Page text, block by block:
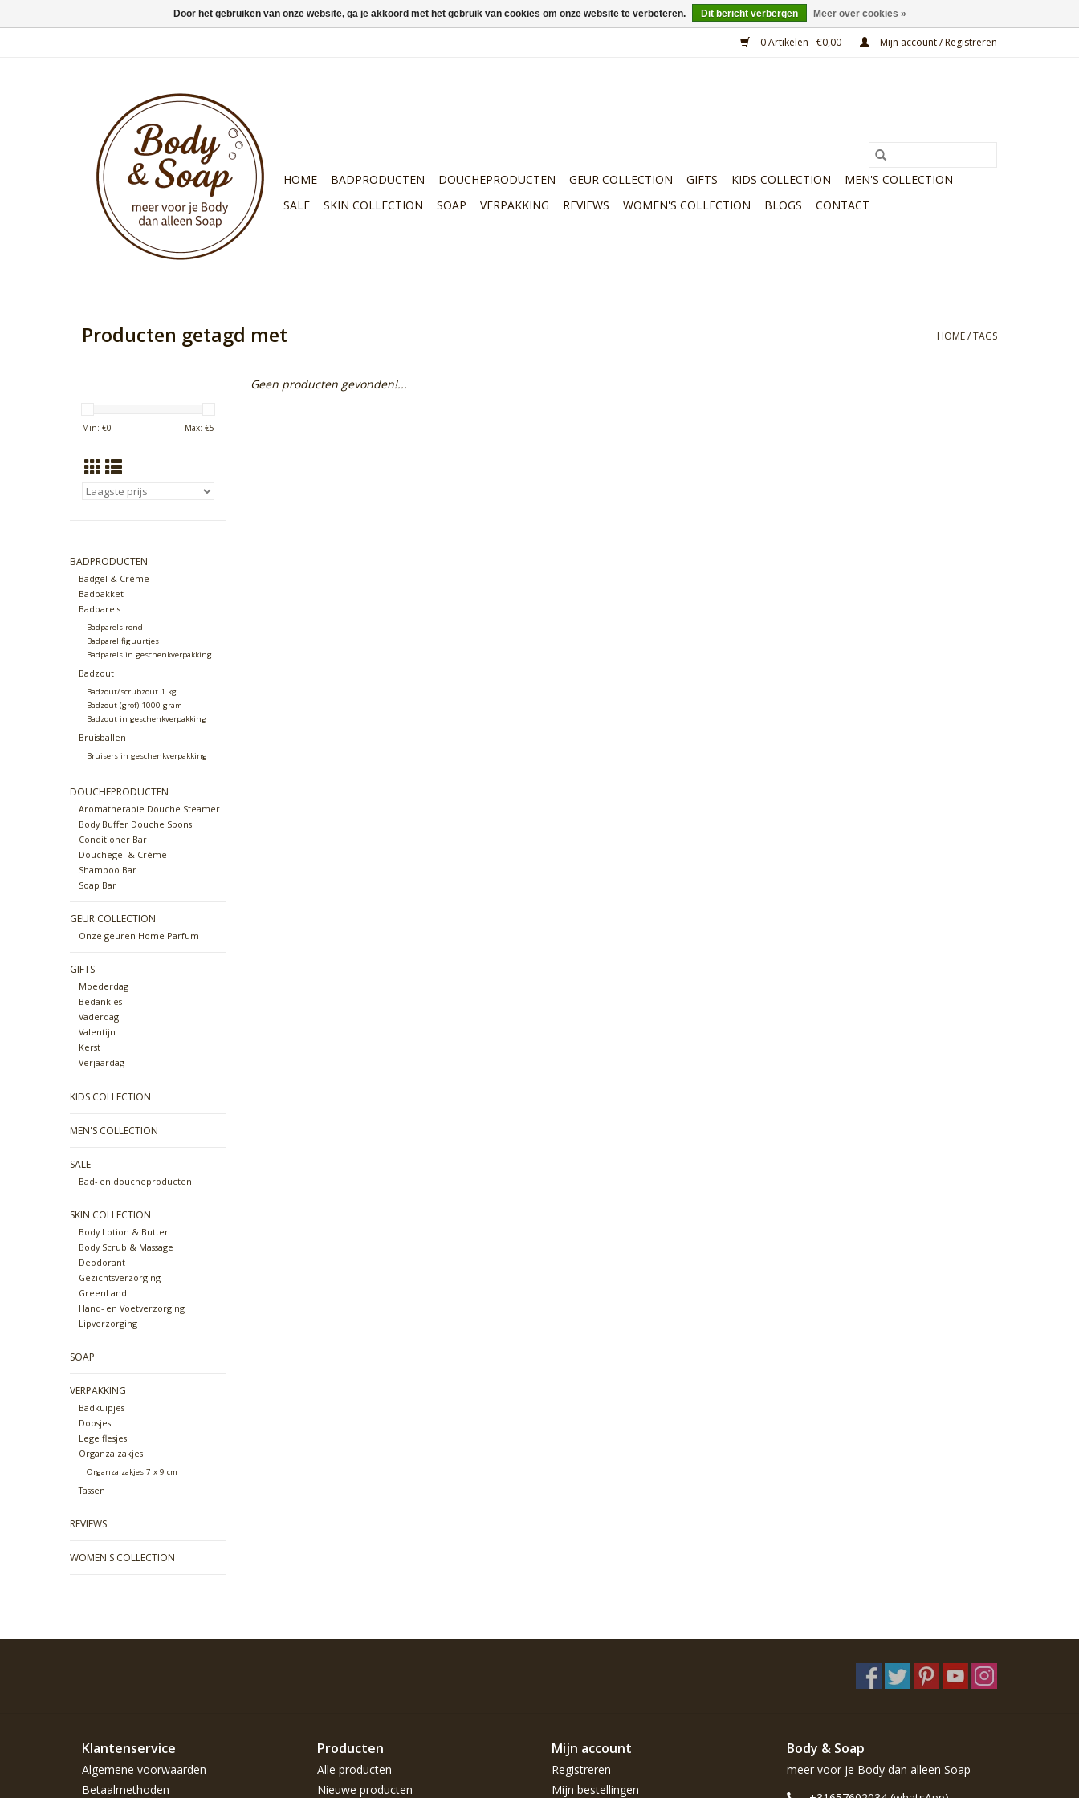
0 Artikelen - €0,00 Mijn account / Registreren
HOME BADPRODUCTEN DOUCHEPRODUCTEN GEUR COLLECTION GIFTS KIDS COLLECTION
MEN'S COLLECTION
SALE
SKIN COLLECTION SOAP VERPAKKING REVIEWS WOMEN'S COLLECTION BLOGS CONTACT
Producten getagd met HOME/TAGS
Min: €0 Max: €5
BADPRODUCTEN
Badgel & Crème
Badpakket
Badparels
Badparels rond
Badparel figuurtjes
Badparels in geschenkverpakking
Badzout
Badzout/scrubzout 1 kg
Badzout (grof) 1000 gram
Badzout in geschenkverpakking
Bruisballen
Bruisers in geschenkverpakking
DOUCHEPRODUCTEN
Aromatherapie Douche Steamer
Body Buffer Douche Spons
Conditioner Bar
Douchegel & Crème
Shampoo Bar
Soap Bar
GEUR COLLECTION
Onze geuren Home Parfum
GIFTS
Moederdag
Bedankjes
Vaderdag
Valentijn
Kerst
Verjaardag
KIDS COLLECTION
MEN'S COLLECTION
SALE
Bad- en doucheproducten
SKIN COLLECTION
Body Lotion & Butter
Body Scrub & Massage
Deodorant
Gezichtsverzorging
GreenLand
Hand- en Voetverzorging
Lipverzorging
SOAP
VERPAKKING
Badkuipjes
Doosjes
Lege flesjes
Organza zakjes
Organza zakjes 7 x 9 cm
Tassen
REVIEWS
WOMEN'S COLLECTION
Geen producten gevonden!...
Klantenservice
Algemene voorwaarden
Betaalmethoden
Producten
Alle producten
Nieuwe producten
Mijn account
Registreren
Mijn bestellingen
Body & Soap
meer voor je Body dan alleen Soap
Door het gebruiken van onze website, ga je akkoord met het gebruik van cookies om onze website te verbeteren. Dit bericht verbergen Meer over cookies »